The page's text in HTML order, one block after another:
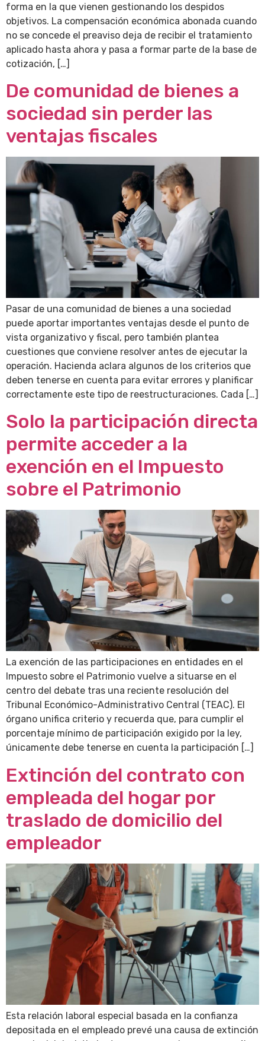
forma en la que vienen gestionando los despidos
objetivos. La compensación económica abonada cuando
no se concede el preaviso deja de recibir el tratamiento
aplicado hasta ahora y pasa a formar parte de la base de
cotización, […]
De comunidad de bienes a
sociedad sin perder las
ventajas fiscales
Pasar de una comunidad de bienes a una sociedad
puede aportar importantes ventajas desde el punto de
vista organizativo y fiscal, pero también plantea
cuestiones que conviene resolver antes de ejecutar la
operación. Hacienda aclara algunos de los criterios que
deben tenerse en cuenta para evitar errores y planificar
correctamente este tipo de reestructuraciones. Cada […]
Solo la participación directa
permite acceder a la
exención en el Impuesto
sobre el Patrimonio
La exención de las participaciones en entidades en el
Impuesto sobre el Patrimonio vuelve a situarse en el
centro del debate tras una reciente resolución del
Tribunal Económico-Administrativo Central (TEAC). El
órgano unifica criterio y recuerda que, para cumplir el
porcentaje mínimo de participación exigido por la ley,
únicamente debe tenerse en cuenta la participación […]
Extinción del contrato con
empleada del hogar por
traslado de domicilio del
empleador
Esta relación laboral especial basada en la confianza
depositada en el empleado prevé una causa de extinción